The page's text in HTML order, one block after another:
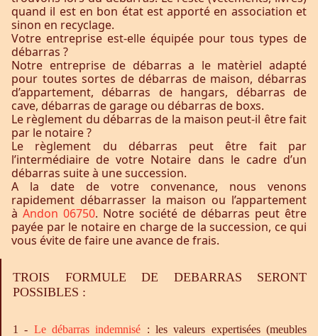
quand il est en bon état est apporté en association et
sinon en recyclage.
Votre entreprise est-elle équipée pour tous types de
débarras ?
Notre entreprise de débarras a le matèriel adapté
pour toutes sortes de débarras de maison, débarras
d’appartement, débarras de hangars, débarras de
cave, débarras de garage ou débarras de boxs.
Le règlement du débarras de la maison peut-il être fait
par le notaire ?
Le règlement du débarras peut être fait par
l’intermédiaire de votre Notaire dans le cadre d’un
débarras suite à une succession.
A la date de votre convenance, nous venons
rapidement débarrasser la maison ou l’appartement
à Andon 06750. Notre société de débarras peut être
payée par le notaire en charge de la succession, ce qui
vous évite de faire une avance de frais.
TROIS FORMULE DE DEBARRAS SERONT
POSSIBLES :
1 - Ledébarras indemnisé : les valeurs expertisées (meubles